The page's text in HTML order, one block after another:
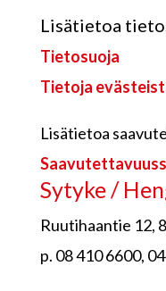
Lisätietoa
Tietosuoja
Tietoja
Lisätietoa
Sytyke /
Ruutihaantie 12,
p. 08 410 6600,